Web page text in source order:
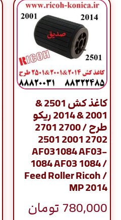
کاغذ کش 2501 &
2001 & 2014 ریکو
طرح / 2700 2701
2702 2001 2501
AF031084 AF03-
1084 AF03 1084 /
Feed Roller Ricoh /
MP 2014
780,000 تومان